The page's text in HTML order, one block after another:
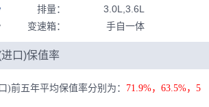
排量：
3.0L,3.6L
变速箱： 手自一体
口)保值率
)前五年平均保值率分别为： 71.9%，63.5%，5